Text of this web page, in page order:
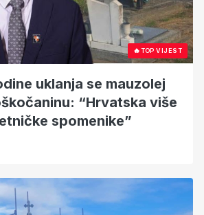
🔥TOP VIJEST
uklanja se mauzolej
“Hrvatska više
spomenike”